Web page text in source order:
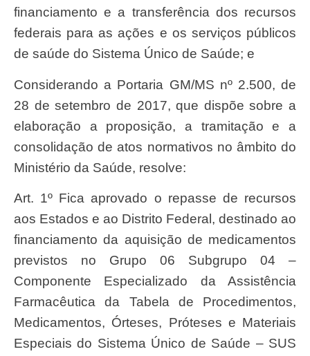
financiamento e a transferência dos recursos
federais para as ações e os serviços públicos
de saúde do Sistema Único de Saúde; e
Considerando a Portaria GM/MS nº 2.500, de
28 de setembro de 2017, que dispõe sobre a
elaboração a proposição, a tramitação e a
consolidação de atos normativos no âmbito do
Ministério da Saúde, resolve:
Art. 1º Fica aprovado o repasse de recursos
aos Estados e ao Distrito Federal, destinado ao
financiamento da aquisição de medicamentos
previstos no Grupo 06 Subgrupo 04 –
Componente Especializado da Assistência
Farmacêutica da Tabela de Procedimentos,
Medicamentos, Órteses, Próteses e Materiais
Especiais do Sistema Único de Saúde – SUS